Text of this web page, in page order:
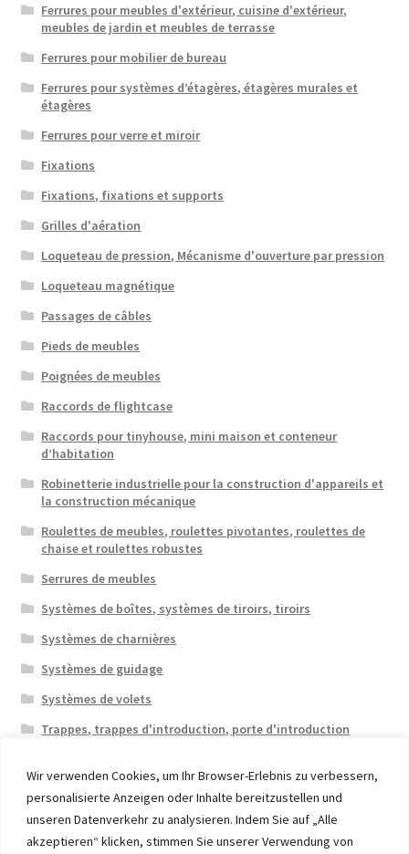
Wir verwenden Cookies, um Ihr Browser-Erlebnis zu verbessern,
personalisierte Anzeigen oder Inhalte bereitzustellen und
unseren Datenverkehr zu analysieren. Indem Sie auf „Alle
akzeptieren“ klicken, stimmen Sie unserer Verwendung von
Ferrures pour meubles d'extérieur, cuisine d'extérieur,
meubles de jardin et meubles de terrasse
Ferrures pour mobilier de bureau
Ferrures pour systèmes d’étagères, étagères murales et
étagères
Ferrures pour verre et miroir
Fixations
Fixations, fixations et supports
Grilles d'aération
Loqueteau de pression, Mécanisme d'ouverture par pression
Loqueteau magnétique
Passages de câbles
Pieds de meubles
Poignées de meubles
Raccords de flightcase
Raccords pour tinyhouse, mini maison et conteneur
d’habitation
Robinetterie industrielle pour la construction d'appareils et
la construction mécanique
Roulettes de meubles, roulettes pivotantes, roulettes de
chaise et roulettes robustes
Serrures de meubles
Systèmes de boîtes, systèmes de tiroirs, tiroirs
Systèmes de charnières
Systèmes de guidage
Systèmes de volets
Trappes, trappes d'introduction, porte d'introduction